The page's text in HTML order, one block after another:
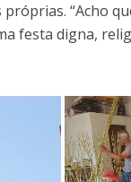
“Acho
festa digna,